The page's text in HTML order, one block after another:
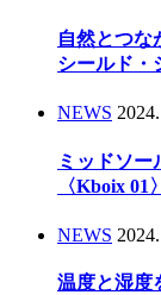
自然とつ
シールド・
NEWS
ミッドソー
〈Kboix 01〉
NEWS
温度と湿度